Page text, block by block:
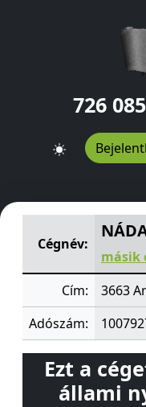
726 085
NÁDASVÖLGYE
Cégnév:
másik
Cím:
3663
Adószám:
Ezt a
állami